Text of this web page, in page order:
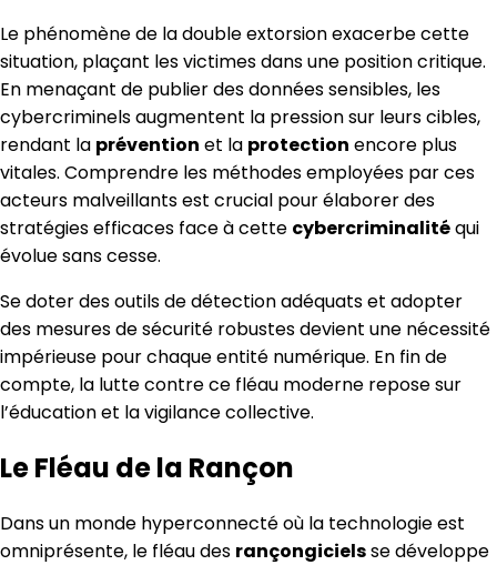
Le phénomène de la double extorsion exacerbe cette
situation, plaçant les victimes dans une position critique.
En menaçant de publier des données sensibles, les
cybercriminels augmentent la pression sur leurs cibles,
rendant la prévention et la protection encore plus
vitales. Comprendre les méthodes employées par ces
acteurs malveillants est crucial pour élaborer des
stratégies efficaces face à cette cybercriminalitéqui
évolue sans cesse.
Se doter des outils de détection adéquats et adopter
des mesures de sécurité robustes devient une nécessité
impérieuse pour chaque entité numérique. En fin de
compte, la lutte contre ce fléau moderne repose sur
l’éducation et la vigilance collective.
Le Fléau de la Rançon
Dans un monde hyperconnecté où la technologie est
omniprésente, le fléau des rançongicielsse développe